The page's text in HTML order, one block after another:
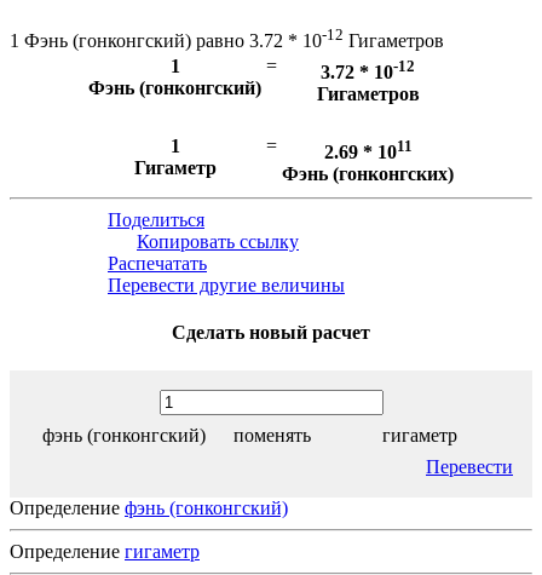
1 Фэнь (гонконгский) равно 3.72 * 10-12 Гигаметров
1
Фэнь (гонконгский)
= 3.72 * 10-12
Гигаметров
1
Гигаметр
= 2.69 * 1011
Фэнь (гонконгских)
Поделиться
Копировать ссылку
Распечатать
Перевести другие величины
Сделать новый расчет
фэнь (гонконгский) поменять
гигаметр
Перевести
Определение фэнь (гонконгский)
Определение гигаметр